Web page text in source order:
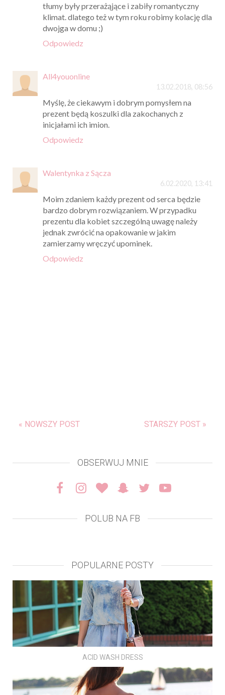
tłumy były przerażąjące i zabiły romantyczny
klimat. dlatego też w tym roku robimy kolację dla
dwojga w domu ;)
Odpowiedz
All4youonline
13.02.2018, 08:56
Myślę, że ciekawym i dobrym pomysłem na
prezent będą koszulki dla zakochanych z
inicjałami ich imion.
Odpowiedz
Walentynka z Sącza
6.02.2020, 13:41
Moim zdaniem każdy prezent od serca będzie
bardzo dobrym rozwiązaniem. W przypadku
prezentu dla kobiet szczególną uwagę należy
jednak zwrócić na opakowanie w jakim
zamierzamy wręczyć upominek.
Odpowiedz
« NOWSZY POST STARSZY POST »
OBSERWUJ MNIE
POLUB NA FB
POPULARNE POSTY
ACID WASH DRESS